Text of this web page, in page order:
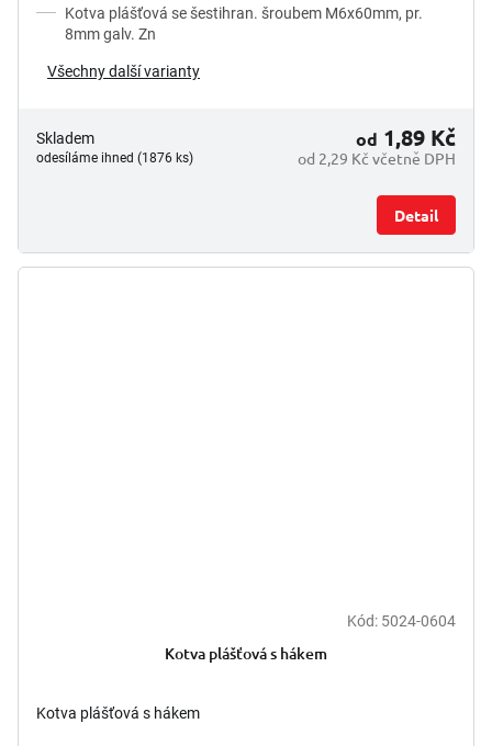
Kotva plášťová se šestihran. šroubem M6x60mm, pr.
8mm galv. Zn
Všechny další varianty
Skladem
odesíláme ihned (1876 ks) od 2,29 Kč včetně DPH
od 1,89 Kč
Detail
Kód: 5024-0604
Kotva plášťová s hákem
Kotva plášťová s hákem